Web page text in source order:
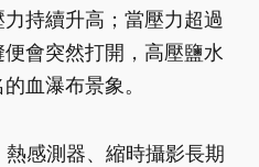
持續升高；當壓力超過
會突然打開，高壓鹽水
血瀑布景象。
感測器、縮時攝影長期